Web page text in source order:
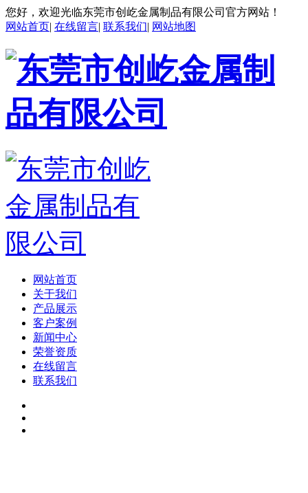
您好，欢迎光临东莞市创屹金属制品有限公司官方网站！
网站首页| 在线留言| 联系我们| 网站地图
网站首页
关于我们
产品展示
客户案例
新闻中心
荣誉资质
在线留言
联系我们